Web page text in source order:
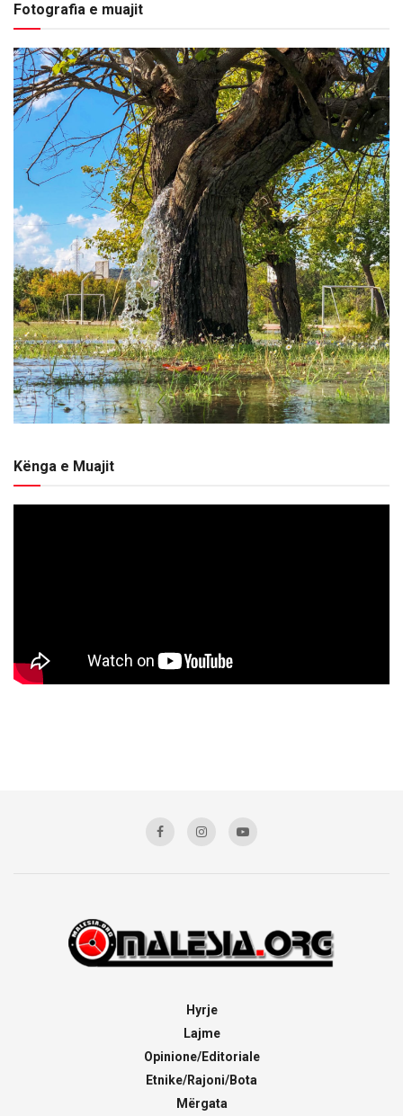
Fotografia e muajit
Kënga e Muajit
Hyrje
Lajme
Opinione/Editoriale
Etnike/Rajoni/Bota
Mërgata